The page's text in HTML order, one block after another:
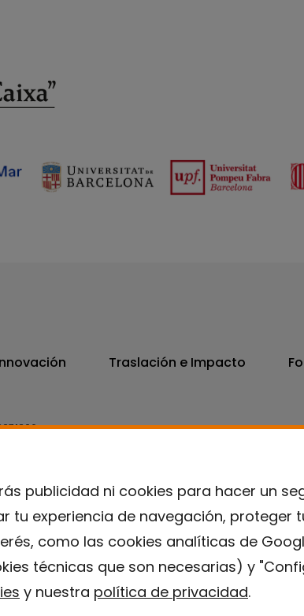
publicidad ni cookies para hacer un
tu experiencia de navegación,
como las cookies analíticas de
técnicas que son necesarias) y
y nuestra política de privacidad.
Traslación e Impacto
1806